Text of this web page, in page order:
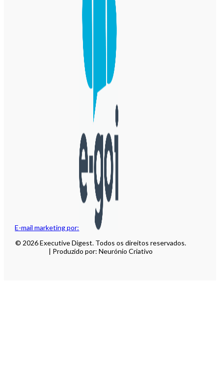
E-mail marketing por:
© 2026 Executive Digest. Todos os direitos reservados.
| Produzido por: Neurónio Criativo